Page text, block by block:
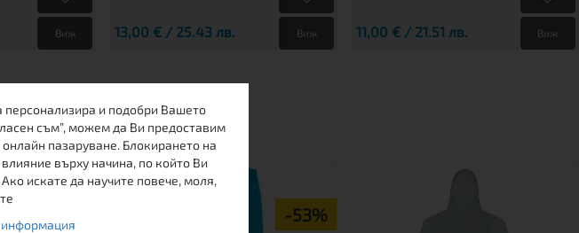
Виж 13,00 € / 25.43 лв. Виж 11,00 € / 21.51 лв. Виж
ХАРЕСАХА
ПРОМО
-53%
персонализира и подобри Вашето
съм”, можем да Ви предоставим
пазаруване. Блокирането на
върху начина, по който Ви
искате да научите повече, моля,